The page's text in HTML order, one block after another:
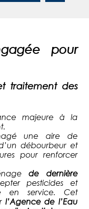
pour
traitement des
majeure à la
une aire de
débourbeur et
pour renforcer
de dernière
pesticides et
en service. Cet
l’Agence de l’Eau